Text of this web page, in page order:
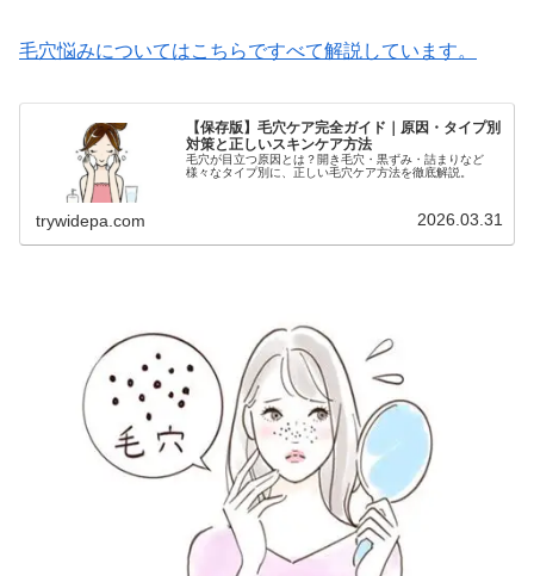
毛穴悩みについてはこちらですべて解説しています。
【保存版】毛穴ケア完全ガイド｜原因・タイプ別
対策と正しいスキンケア方法
毛穴が目立つ原因とは？開き毛穴・黒ずみ・詰まりなど
様々なタイプ別に、正しい毛穴ケア方法を徹底解説。
trywidepa.com 2026.03.31